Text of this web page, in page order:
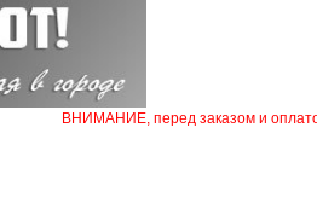
ВНИМАНИЕ, перед заказом и